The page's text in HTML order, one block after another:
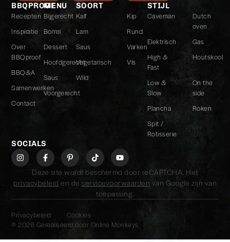
BBQPROOF
Recepten
Inspiratie
Over
BBQproof
BBQ&A
Samenwerken
Contact
MENU
Bijgerecht
Borrel
Dessert
Hoofdgerecht
Saus
Voorgerecht
SOORT
Kalf
Kip
Lam
Rund
Saus
Varken
Vegetarisch
Vis
Wild
STIJL
Caveman
Dutch
oven
Elektrisch
Gas
High &
Fast
Houtskool
Low &
Slow
On the
side
Plancha
Roken
Spit /
Rotisserie
SOCIALS
Deze site wordt beschermd door reCAPTCHA. Het
privacybeleid en de servicevoorwaarden van Google zijn van
toepassing.
Privacybeleid
Cookies
© 2026 Gerealiseerd door Online Monkeys